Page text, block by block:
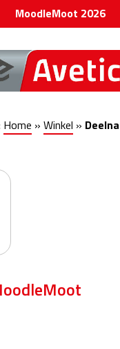
MoodleMoot 2026
Home » Winkel »